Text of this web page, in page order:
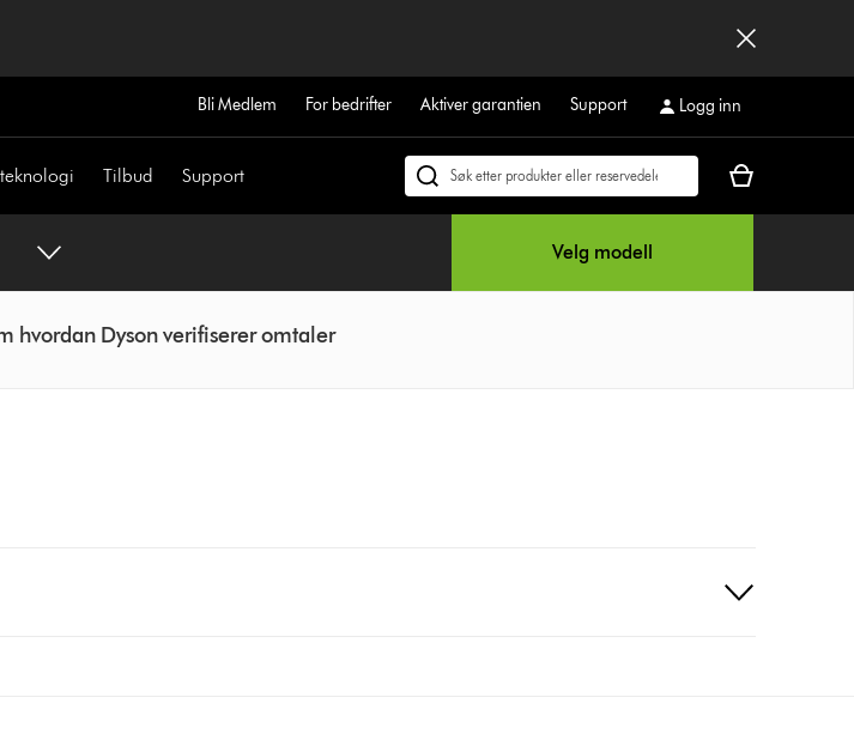
Bli Medlem For bedrifter Aktiver garantien Support Logg inn
Tilbud Support
Søk
Handlekurven
Velg modell
hvordan Dyson verifiserer omtaler